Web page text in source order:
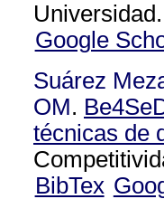
Google
Suárez
OM.
técnicas de
BibTex